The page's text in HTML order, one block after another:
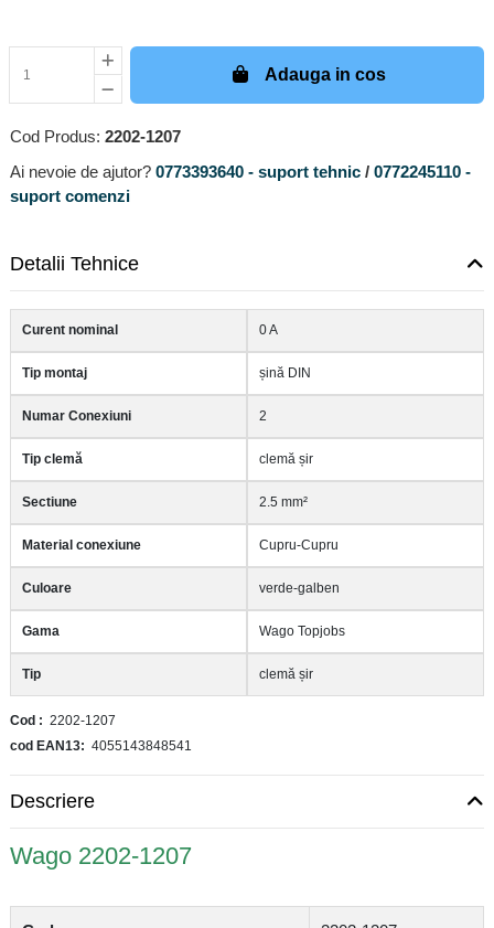
Adauga in cos
Cod Produs: 2202-1207
Ai nevoie de ajutor? 0773393640 - suport tehnic / 0772245110 -
suport comenzi
Detalii Tehnice
Curent nominal 0 A
Tip montaj șină DIN
Numar Conexiuni 2
Tip clemă clemă șir
Sectiune 2.5 mm²
Material conexiune Cupru-Cupru
Culoare verde-galben
Gama Wago Topjobs
Tip clemă șir
Cod
2202-1207
cod EAN13
4055143848541
Descriere
Wago 2202-1207